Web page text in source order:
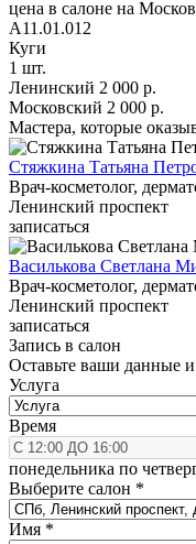
цена в салоне на
A11.01.012
Куги
1 шт.
Ленинский 2 000 р.
Московский 2 000 р.
Мастера, которые
Стяжкина Татьяна
Врач-косметолог,
Ленинский проспект
записаться
Василькова Светлана
Врач-косметолог,
Ленинский проспект
записаться
Запись в салон
Оставьте ваши данные
Услуга
Время
понедельника по
Выберите салон *
Имя *